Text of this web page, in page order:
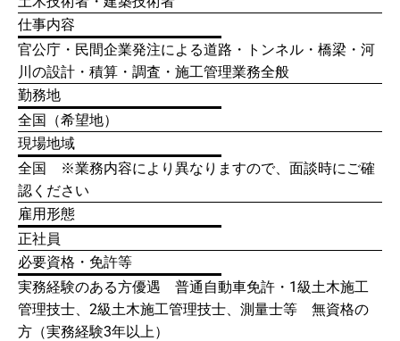
仕事内容
官公庁・民間企業発注による道路・トンネル・橋梁・河
川の設計・積算・調査・施工管理業務全般
勤務地
全国（希望地）
現場地域
全国 ※業務内容により異なりますので、面談時にご確
認ください
雇用形態
正社員
必要資格・免許等
実務経験のある方優遇 普通自動車免許・1級土木施工
管理技士、2級土木施工管理技士、測量士等 無資格の
方（実務経験3年以上）